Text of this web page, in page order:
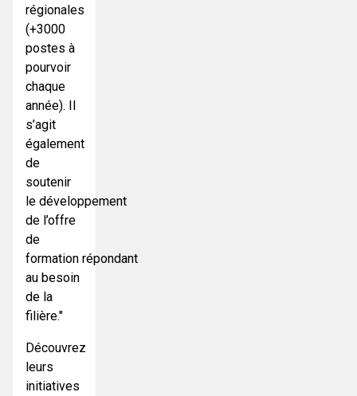
régionales
(+3000
postes à
pourvoir
chaque
année). Il
s’agit
également
de
soutenir
le développement
de l’offre
de
formation répondant
au besoin
de la
filière."
Découvrez
leurs
initiatives